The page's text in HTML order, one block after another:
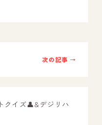
次の記事 →
クイズ👤&デジリハ